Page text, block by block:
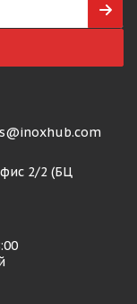
2/2 (БЦ